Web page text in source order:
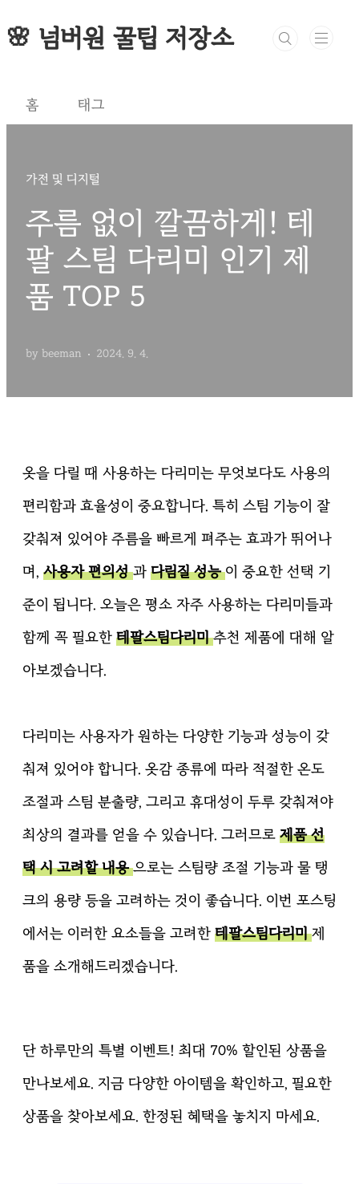
🌸 넘버원 꿀팁 저장소
홈 태그
가전 및 디지털
주름 없이 깔끔하게! 테
팔 스팀 다리미 인기 제
품 TOP 5
by beeman 2024. 9. 4.
옷을 다릴 때 사용하는 다리미는 무엇보다도 사용의
편리함과 효율성이 중요합니다. 특히 스팀 기능이 잘
갖춰져 있어야 주름을 빠르게 펴주는 효과가 뛰어나
며, 사용자 편의성과 다림질 성능이 중요한 선택 기
준이 됩니다. 오늘은 평소 자주 사용하는 다리미들과
함께 꼭 필요한 테팔스팀다리미추천 제품에 대해 알
아보겠습니다.
다리미는 사용자가 원하는 다양한 기능과 성능이 갖
춰져 있어야 합니다. 옷감 종류에 따라 적절한 온도
조절과 스팀 분출량, 그리고 휴대성이 두루 갖춰져야
최상의 결과를 얻을 수 있습니다. 그러므로 제품 선
택 시 고려할 내용으로는 스팀량 조절 기능과 물 탱
크의 용량 등을 고려하는 것이 좋습니다. 이번 포스팅
에서는 이러한 요소들을 고려한 테팔스팀다리미제
품을 소개해드리겠습니다.
단 하루만의 특별 이벤트! 최대 70% 할인된 상품을
만나보세요. 지금 다양한 아이템을 확인하고, 필요한
상품을 찾아보세요. 한정된 혜택을 놓치지 마세요.